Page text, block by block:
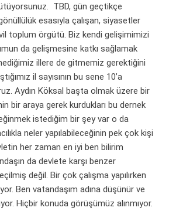
TBD, gün geçtikçe
esasıyla çalışan, siyasetler
toplum örgütü. Biz kendi gelişimimizi
da gelişmesine katkı sağlamak
illere de gitmemiz gerektiğini
il sayısının bu sene 10’a
Aydın Köksal başta olmak üzere bir
bir araya gerek kurdukları bu dernek
istediğim bir şey var o da
neler yapılabileceğinin pek çok kişi
her zaman en iyi ben bilirim
da devlete karşı benzer
değil. Bir çok çalışma yapılırken
Ben vatandaşım adına düşünür ve
Hiçbir konuda görüşümüz alınmıyor.